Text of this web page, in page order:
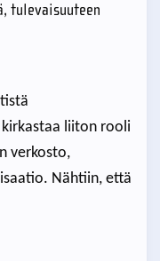
tulevaisuuteen
kirkastaa liiton rooli
verkosto,
Nähtiin, että